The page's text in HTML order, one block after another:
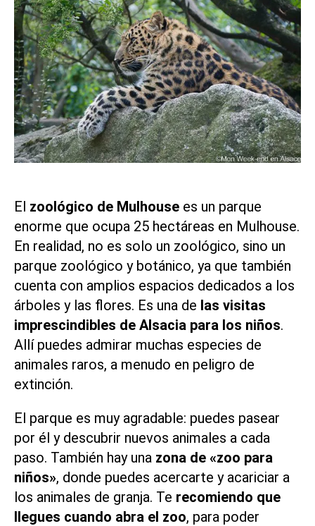
El zoológico de Mulhouse es un parque
enorme que ocupa 25 hectáreas en Mulhouse.
En realidad, no es solo un zoológico, sino un
parque zoológico y botánico, ya que también
cuenta con amplios espacios dedicados a los
árboles y las flores. Es una de las visitas
imprescindibles de Alsacia para los niños.
Allí puedes admirar muchas especies de
animales raros, a menudo en peligro de
extinción.
El parque es muy agradable: puedes pasear
por él y descubrir nuevos animales a cada
paso. También hay una zona de «zoo para
niños», donde puedes acercarte y acariciar a
los animales de granja. Te recomiendo que
llegues cuando abra el zoo, para poder